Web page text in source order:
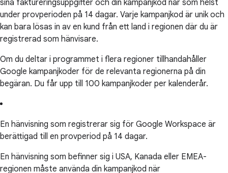
sina faktureringsuppgifter och din kampanjkod när som helst
under provperioden på 14 dagar. Varje kampanjkod är unik och
kan bara lösas in av en kund från ett land i regionen där du är
registrerad som hänvisare.
Om du deltar i programmet i flera regioner tillhandahåller
Google kampanjkoder för de relevanta regionerna på din
begäran. Du får upp till 100 kampanjkoder per kalenderår.
En hänvisning som registrerar sig för Google Workspace är
berättigad till en provperiod på 14 dagar.
En hänvisning som befinner sig i USA, Kanada eller EMEA-
regionen måste använda din kampanjkod när